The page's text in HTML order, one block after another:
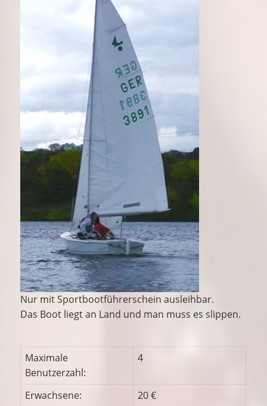
Nur mit Sportbootführerschein ausleihbar.
Das Boot liegt an Land und man muss es slippen.
Maximale
Benutzerzahl:
4
Erwachsene: 20 €